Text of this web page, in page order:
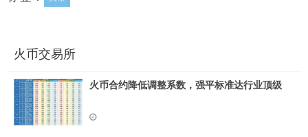
火币交易所
火币合约降低调整系数，强平标准达行业顶级